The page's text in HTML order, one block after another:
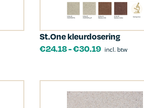
St.One kleurdosering
€24.18-€30.19 incl. btw